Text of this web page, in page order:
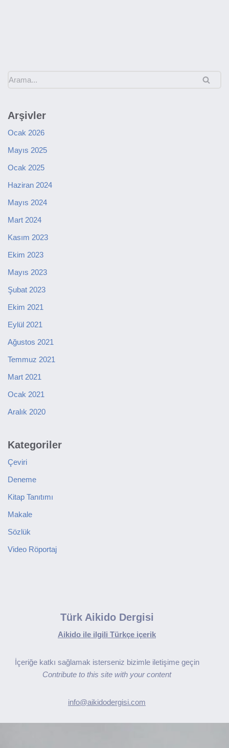
Arşivler
Ocak 2026
Mayıs 2025
Ocak 2025
Haziran 2024
Mayıs 2024
Mart 2024
Kasım 2023
Ekim 2023
Mayıs 2023
Şubat 2023
Ekim 2021
Eylül 2021
Ağustos 2021
Temmuz 2021
Mart 2021
Ocak 2021
Aralık 2020
Kategoriler
Çeviri
Deneme
Kitap Tanıtımı
Makale
Sözlük
Video Röportaj
Türk Aikido Dergisi
Aikido ile ilgili Türkçe içerik
İçeriğe katkı sağlamak isterseniz bizimle iletişime geçin
Contribute to this site with your content
info@aikidodergisi.com